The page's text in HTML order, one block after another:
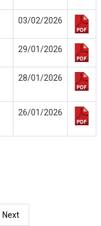
03/02/2026
29/01/2026
28/01/2026
26/01/2026
Next